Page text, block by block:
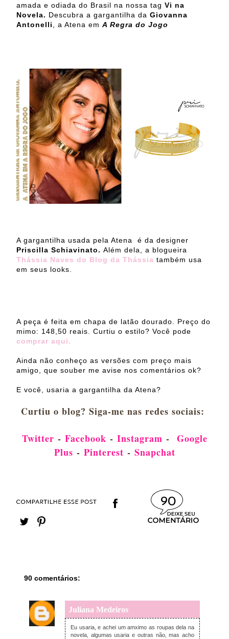
amada e odiada do Brasil na nossa tag Vi na
Novela. Descubra a gargantilha da Giovanna
Antonelli
, a Atena em A Regra do Jogo
A gargantilha usada pela Atena é da designer
Priscilla Schiavinato. Além dela, a blogueira
Thássia Naves do Blog da Thássia também usa
em seus looks.
A peça é feita em chapa de latão dourado. Preço do
mimo: 148,50 reais. Curtiu o estilo? Você pode
comprar aqui.
Ainda não conheço as versões com preço mais
amigo, que souber me avise nos comentários ok?
E você, usaria a gargantilha da Atena?
Curtiu o blog? Siga-me nas redes sociais:
Twitter - Facebook - Instagram - Google
Plus - Pinterest - Snapchat
90
90 comentários:
Juliana Medeiros
quarta-feira, setembro 16, 2015
Eu usaria, e achei um amximo as roupas dela na
novela, algumas usaria e outras não, mas acho